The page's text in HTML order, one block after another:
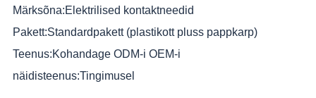
Märksõna:Elektrilised kontaktneedid
Pakett:Standardpakett (plastikott pluss pappkarp)
Teenus:Kohandage ODM-i OEM-i
näidisteenus:Tingimusel